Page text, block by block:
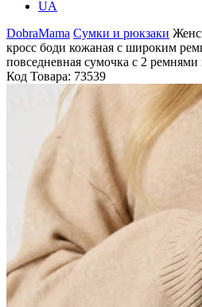
UA
DobraMama Сумки и рюкзаки
кросс боди кожаная с широким
повседневная сумочка с 2 ремнями
Код Товара: 73539